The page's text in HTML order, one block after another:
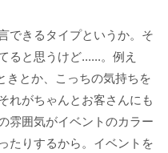
できるタイプというか。そ
ると思うけど......。例え
きとか、こっちの気持ちを
れがちゃんとお客さんにも
雰囲気がイベントのカラー
たりするから。イベントを